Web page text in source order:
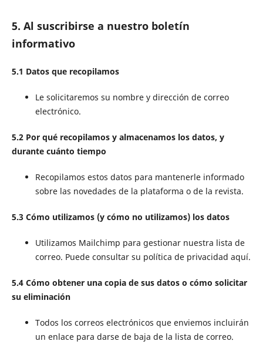
5. Al suscribirse a nuestro boletín
informativo
5.1 Datos que recopilamos
Le solicitaremos su nombre y dirección de correo
electrónico.
5.2 Por qué recopilamos y almacenamos los datos, y
durante cuánto tiempo
Recopilamos estos datos para mantenerle informado
sobre las novedades de la plataforma o de la revista.
5.3 Cómo utilizamos (y cómo no utilizamos) los datos
Utilizamos Mailchimp para gestionar nuestra lista de
correo. Puede consultar su política de privacidad aquí.
5.4 Cómo obtener una copia de sus datos o cómo solicitar
su eliminación
Todos los correos electrónicos que enviemos incluirán
un enlace para darse de baja de la lista de correo.